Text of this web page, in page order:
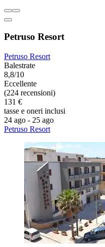
Petruso Resort
Petruso Resort
Balestrate
8,8/10
Eccellente
(224 recensioni)
131 €
tasse e oneri inclusi
24 ago - 25 ago
Petruso Resort